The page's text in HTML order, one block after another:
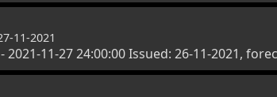
11-2021
2021-11-27 24:00:00 Issued: 26-11-2021,